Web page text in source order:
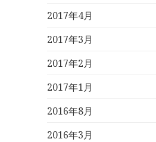
2017年4月
2017年3月
2017年2月
2017年1月
2016年8月
2016年3月